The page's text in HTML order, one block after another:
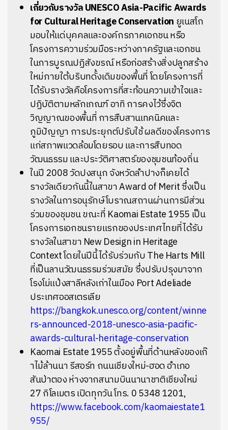
เกี่ยวกับรางวัล UNESCO Asia-Pacific Awards
for Cultural Heritage Conservation ยูเนสโก
มอบให้แด่บุคคลและองค์กรภาคเอกชน หรือ
โครงการความร่วมมือระหว่างภาครัฐและเอกชน
ในการบูรณปฏิสังขรณ์ หรือก่อสร้างสิ่งปลูกสร้าง
ใหม่ภายใต้บริบทดั้งเดิมของพื้นที่ โดยโครงการที่
ได้รับรางวัลคือโครงการที่สะท้อนความเข้าใจและ
ปฏิบัติตามหลักเกณฑ์ อาทิ การคงไว้ซึ่งจิต
วิญญาณของพื้นที่ การสืบสานเทคนิคและ
ภูมิปัญญา การประยุกต์ปรับใช้ ผลดีของโครงการ
แก่สภาพแวดล้อมโดยรอบ และการสืบทอด
วัฒนธรรม และประวัติศาสตร์ของชุมชนท้องถิ่น
ในปี 2008 วัดปงสนุก จังหวัดลำปางก็เคยได้
รางวัลเดียวกันนี้ในสาขา Award of Merit ซึ่งเป็น
รางวัลในการอนุรักษ์โบราณสถานผ่านการมีส่วน
ร่วมของชุมชน ขณะที่ Kaomai Estate 1955 เป็น
โครงการเอกชนรายแรกของประเทศไทยที่ได้รับ
รางวัลในสาขา New Design in Heritage
Context โดยในปีนี้ได้รับร่วมกับ The Harts Mill
ที่เป็นลานวัฒนธรรมร่วมสมัย ซึ่งปรับปรุงมาจาก
โรงโม่แป้งสาลีหลังเก่าในเมือง Port Adeliade
ประเทศออสเตรเลีย
https://bangkok.unesco.org/content/winne
rs-announced-2018-unesco-asia-pacific-
awards-cultural-heritage-conservation
Kaomai Estate 1955 ตั้งอยู่พื้นที่ด้านหลังของเก๊
าไม้ล้านนา รีสอร์ท ถนนเชียงใหม่-ฮอด อำเภอ
สันป่าตอง ห่างจากสนามบินนานาชาติเชียงใหม่
27 กิโลเมตร เปิดทุกวัน โทร. 0 5348 1201,
https://www.facebook.com/kaomaiestate1
955/